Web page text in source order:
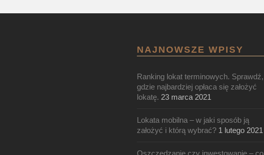
NAJNOWSZE WPISY
Ranking lokat terminowych. Sprawdź,
gdzie najbardziej opłaca się założyć
lokatę. 23 marca 2021
Lokata mobilna – w jaki sposób ją
założyć i którą wybrać? 1 lutego 2021